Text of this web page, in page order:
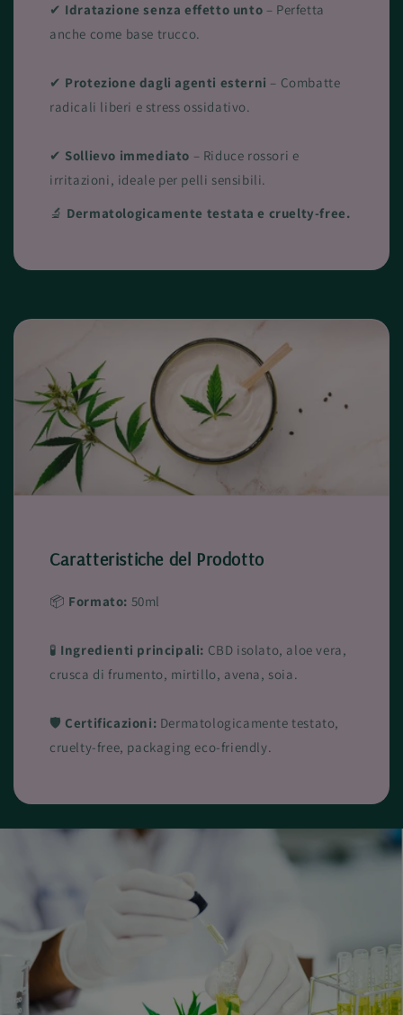
✔ Idratazione senza effetto unto – Perfetta
anche come base trucco.
✔ Protezione dagli agenti esterni – Combatte
radicali liberi e stress ossidativo.
✔ Sollievo immediato – Riduce rossori e
irritazioni, ideale per pelli sensibili.
🔬 Dermatologicamente testata e cruelty-free.
Caratteristiche del Prodotto
📦 Formato: 50ml
🧪 Ingredienti principali: CBD isolato, aloe vera,
crusca di frumento, mirtillo, avena, soia.
🛡 Certificazioni: Dermatologicamente testato,
cruelty-free, packaging eco-friendly.